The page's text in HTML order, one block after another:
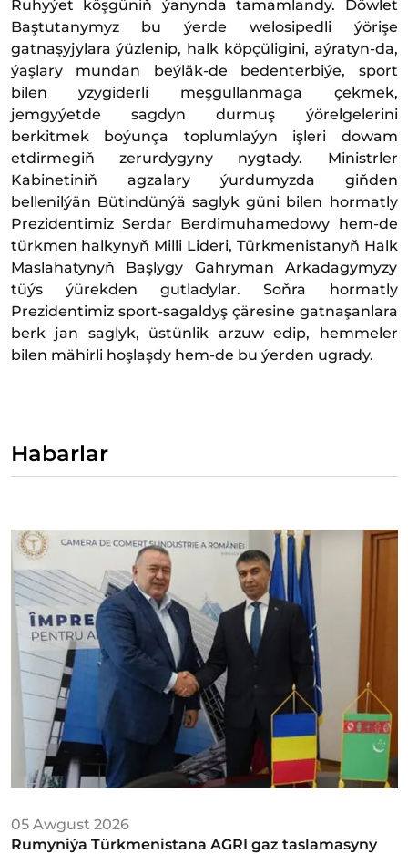
Ruhyýet köşgüniň ýanynda tamamlandy. Döwlet
Baştutanymyz bu ýerde welosipedli ýörişe
gatnaşyjylara ýüzlenip, halk köpçüligini, aýratyn-da,
ýaşlary mundan beýläk-de bedenterbiýe, sport
bilen yzygiderli meşgullanmaga çekmek,
jemgyýetde sagdyn durmuş ýörelgelerini
berkitmek boýunça toplumlaýyn işleri dowam
etdirmegiň zerurdygyny nygtady. Ministrler
Kabinetiniň agzalary ýurdumyzda giňden
bellenilýän Bütindünýä saglyk güni bilen hormatly
Prezidentimiz Serdar Berdimuhamedowy hem-de
türkmen halkynyň Milli Lideri, Türkmenistanyň Halk
Maslahatynyň Başlygy Gahryman Arkadagymyzy
tüýs ýürekden gutladylar. Soňra hormatly
Prezidentimiz sport-sagaldyş çäresine gatnaşanlara
berk jan saglyk, üstünlik arzuw edip, hemmeler
bilen mähirli hoşlaşdy hem-de bu ýerden ugrady.
Habarlar
05 Awgust 2026
Rumyniýa Türkmenistana AGRI gaz taslamasyny